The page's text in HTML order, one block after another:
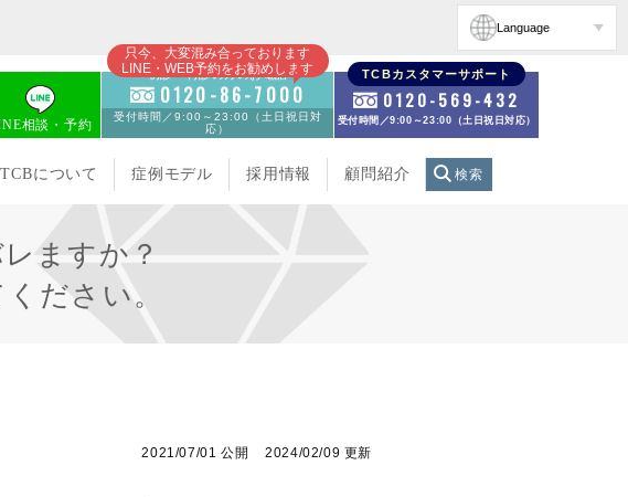
Language
相談・予約
只今、大変混み合っております
LINE・WEB予約をお勧めします
初診・再診の方のお電話
0120-86-7000
受付時間／9:00～23:00（土日祝日対
応）
TCBカスタマーサポート
0120-569-432
受付時間／9:00～23:00（土日祝日対応）
TCBについて 症例モデル 採用情報 顧問紹介 検索
ますか？
ださい。
2021/07/01 公開 2024/02/09 更新